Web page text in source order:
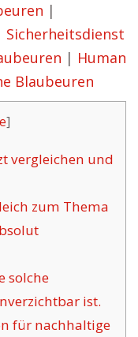
|
Sicherheitsdienst
| Human
Blaubeuren
]
vergleichen und
zum Thema
solche
ist.
für nachhaltige